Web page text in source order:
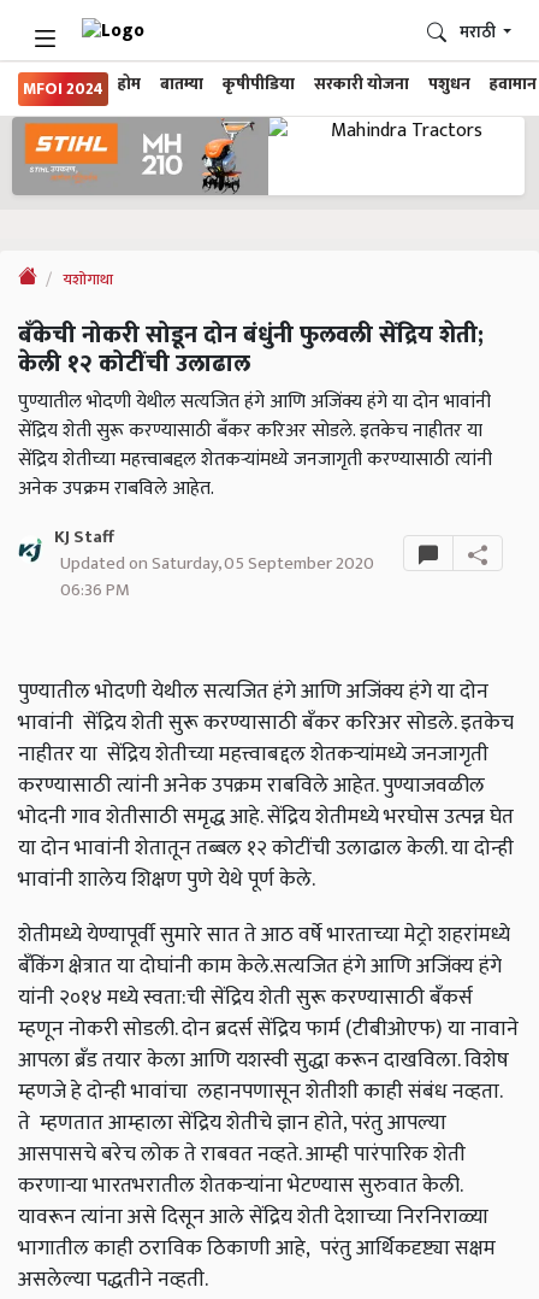
MFOI 2024 होम बातम्या कृषीपीडिया सरकारी योजना पशुधन हवामान
मराठी
यशोगाथा
बँकेची नोकरी सोडून दोन बंधुंनी फुलवली सेंद्रिय शेती;
केली १२ कोटींची उलाढाल
पुण्यातील भोदणी येथील सत्यजित हंगे आणि अजिंक्य हंगे या दोन भावांनी
सेंद्रिय शेती सुरू करण्यासाठी बँकर करिअर सोडले. इतकेच नाहीतर या
सेंद्रिय शेतीच्या महत्त्वाबद्दल शेतकऱ्यांमध्ये जनजागृती करण्यासाठी त्यांनी
अनेक उपक्रम राबविले आहेत.
KJ Staff
Updated on Saturday, 05 September 2020
06:36 PM
पुण्यातील भोदणी येथील सत्यजित हंगे आणि अजिंक्य हंगे या दोन
भावांनी सेंद्रिय शेती सुरू करण्यासाठी बँकर करिअर सोडले. इतकेच
नाहीतर या सेंद्रिय शेतीच्या महत्त्वाबद्दल शेतकऱ्यांमध्ये जनजागृती
करण्यासाठी त्यांनी अनेक उपक्रम राबविले आहेत. पुण्याजवळील
भोदनी गाव शेतीसाठी समृद्ध आहे. सेंद्रिय शेतीमध्ये भरघोस उत्पन्न घेत
या दोन भावांनी शेतातून तब्बल १२ कोटींची उलाढाल केली. या दोन्ही
भावांनी शालेय शिक्षण पुणे येथे पूर्ण केले.
शेतीमध्ये येण्यापूर्वी सुमारे सात ते आठ वर्षे भारताच्या मेट्रो शहरांमध्ये
बँकिंग क्षेत्रात या दोघांनी काम केले.सत्यजित हंगे आणि अजिंक्य हंगे
यांनी २०१४ मध्ये स्वता:चीसेंद्रिय शेती सुरू करण्यासाठी बँकर्स
म्हणून नोकरी सोडली. दोन ब्रदर्स सेंद्रिय फार्म (टीबीओएफ) या नावाने
आपला ब्रँड तयार केला आणि यशस्वी सुद्धा करून दाखविला. विशेष
म्हणजे हे दोन्ही भावांचा लहानपणासून शेतीशी काही संबंध नव्हता.
ते म्हणतात आम्हाला सेंद्रिय शेतीचे ज्ञान होते, परंतु आपल्या
आसपासचे बरेच लोक ते राबवत नव्हते. आम्ही पारंपारिक शेती
करणाऱ्या भारतभरातील शेतकऱ्यांना भेटण्यास सुरुवात केली.
यावरून त्यांना असे दिसून आले सेंद्रिय शेती देशाच्या निरनिराळ्या
भागातील काही ठराविक ठिकाणी आहे, परंतु आर्थिकदृष्ट्या सक्षम
असलेल्या पद्धतीने नव्हती.